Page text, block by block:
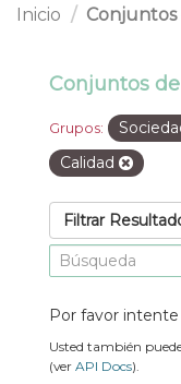
Inicio Conjuntos
Conjuntos
Grupos:
Calidad
Filtrar
Por favor
Usted también
(ver API Docs).